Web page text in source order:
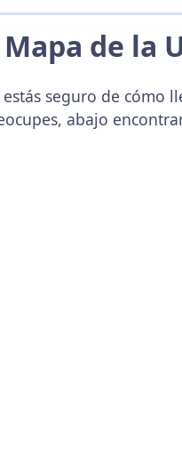
Mapa de la
estás seguro de cómo
abajo